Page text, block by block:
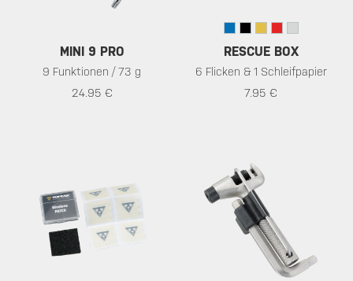
MINI 9 PRO
9 Funktionen / 73 g
24.95 €
RESCUE BOX
6 Flicken & 1 Schleifpapier
7.95 €